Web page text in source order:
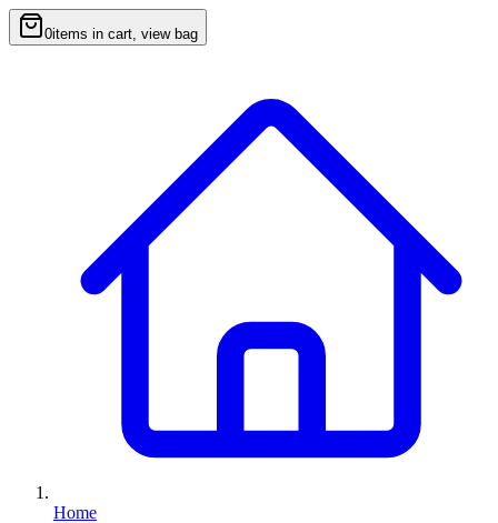
0items in cart, view bag
Home